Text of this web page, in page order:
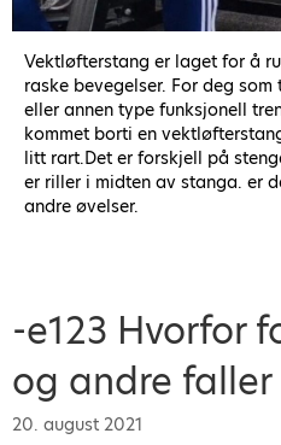
Vektløfterstang er laget for å
raske bevegelser. For deg
eller annen type funksjonell
kommet borti en
litt rart.Det er forskjell på
er riller i midten av stanga. er
andre øvelser.
-e123 Hvorfor
og andre faller
20. august 2021